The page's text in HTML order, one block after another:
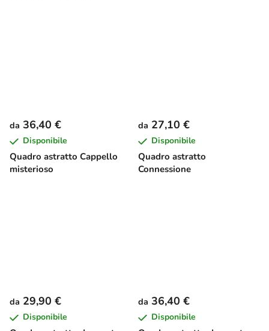
Quadro astratto Cappello
misterioso
da 36,40 €
Disponibile
Quadro astratto
Connessione
da 27,10 €
Disponibile
da 29,90 €
Disponibile
da 36,40 €
Disponibile